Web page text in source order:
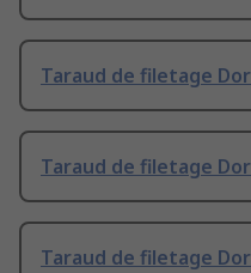
Taraud de filetage
Taraud de filetage
Taraud de filetage